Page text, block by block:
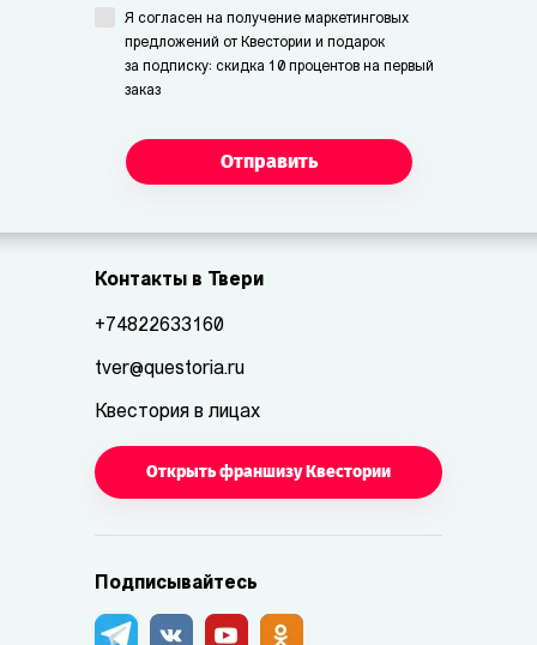
Я согласен на получение маркетинговых
предложений от Квестории и подарок
за подписку: скидка 10 процентов на первый
заказ
Отправить
Контакты в Твери
+74822633160
tver@questoria.ru
Квестория в лицах
Открыть франшизу Квестории
Подписывайтесь